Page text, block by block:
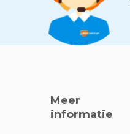
Meer
informatie